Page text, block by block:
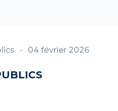
04 février 2026